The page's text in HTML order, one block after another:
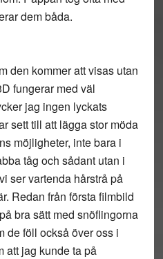
dem båda.
den kommer att visas utan
fungerar med väl
jag ingen lyckats
sett till att lägga stor möda
möjligheter, inte bara i
tåg och sådant utan i
ser vartenda hårstrå på
Redan från första filmbild
bra sätt med snöflingorna
de föll också över oss i
att jag kunde ta på